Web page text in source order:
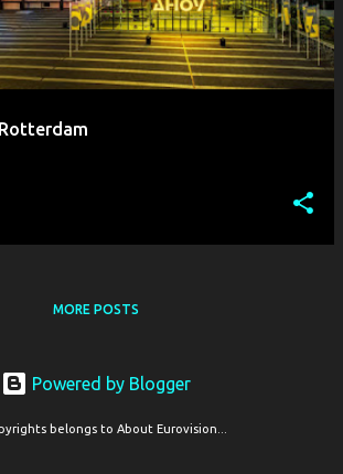
MORE POSTS
Powered by Blogger
belongs to About Eurovision...